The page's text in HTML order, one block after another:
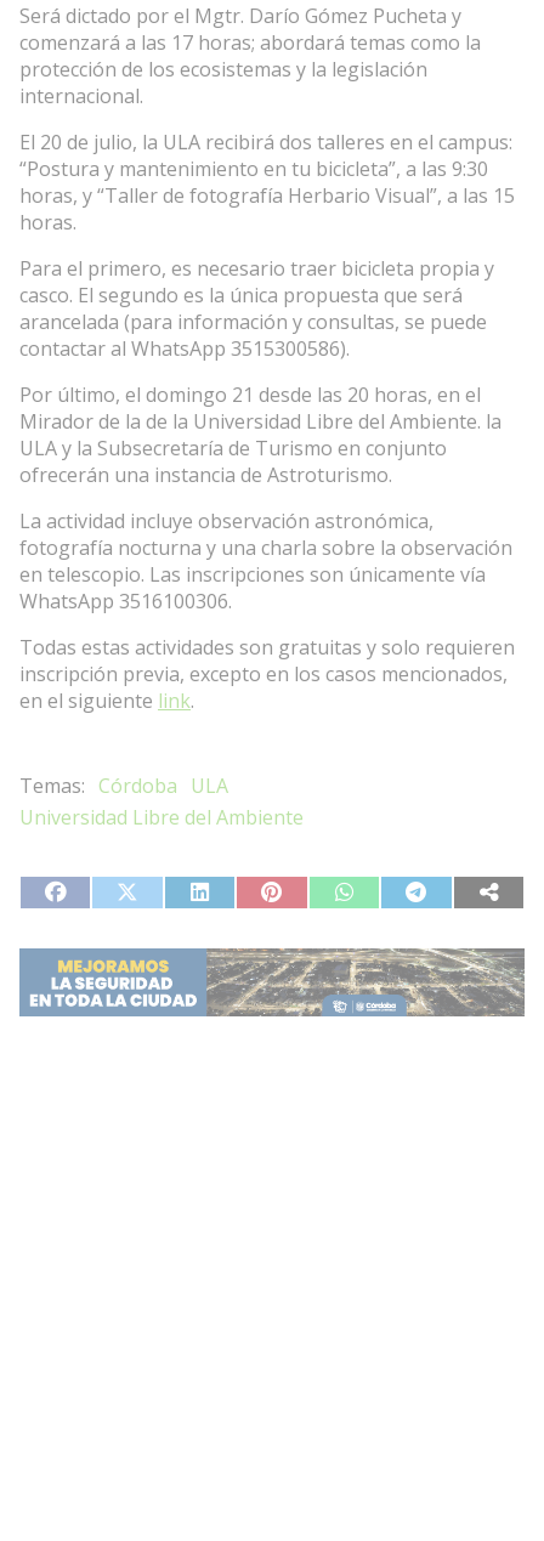
Será dictado por el Mgtr. Darío Gómez Pucheta y
comenzará a las 17 horas; abordará temas como la
protección de los ecosistemas y la legislación
internacional.
El 20 de julio, la ULA recibirá dos talleres en el campus:
“Postura y mantenimiento en tu bicicleta”, a las 9:30
horas, y “Taller de fotografía Herbario Visual”, a las 15
horas.
Para el primero, es necesario traer bicicleta propia y
casco. El segundo es la única propuesta que será
arancelada (para información y consultas, se puede
contactar al WhatsApp 3515300586).
Por último, el domingo 21 desde las 20 horas, en el
Mirador de la de la Universidad Libre del Ambiente. la
ULA y la Subsecretaría de Turismo en conjunto
ofrecerán una instancia de Astroturismo.
La actividad incluye observación astronómica,
fotografía nocturna y una charla sobre la observación
en telescopio. Las inscripciones son únicamente vía
WhatsApp 3516100306.
Todas estas actividades son gratuitas y solo requieren
inscripción previa, excepto en los casos mencionados,
en el siguiente link.
Córdoba ULA
Universidad Libre del Ambiente